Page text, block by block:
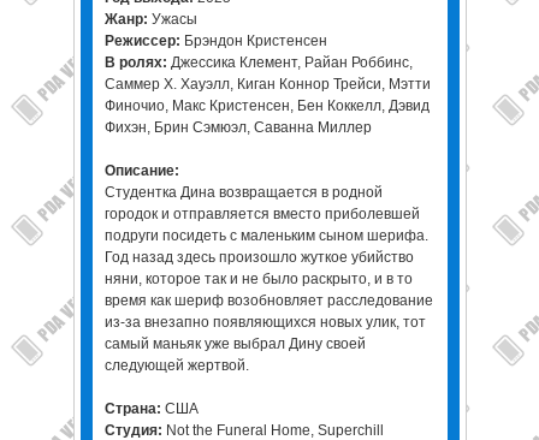
Жанр: Ужасы
Режиссер: Брэндон Кристенсен
В ролях: Джессика Клемент, Райан Роббинс,
Саммер Х. Хауэлл, Киган Коннор Трейси, Мэтти
Финочио, Макс Кристенсен, Бен Коккелл, Дэвид
Фихэн, Брин Сэмюэл, Саванна Миллер
Описание:
Студентка Дина возвращается в родной
городок и отправляется вместо приболевшей
подруги посидеть с маленьким сыном шерифа.
Год назад здесь произошло жуткое убийство
няни, которое так и не было раскрыто, и в то
время как шериф возобновляет расследование
из-за внезапно появляющихся новых улик, тот
самый маньяк уже выбрал Дину своей
следующей жертвой.
Страна: США
Студия: Not the Funeral Home, Superchill